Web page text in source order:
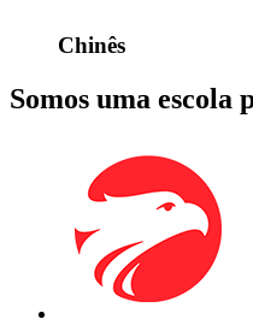
Chinês
Somos uma escola